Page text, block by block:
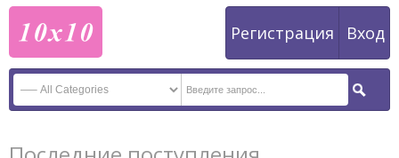
Регистрация Вход